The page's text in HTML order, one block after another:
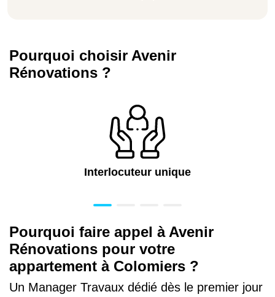
Pourquoi choisir Avenir
Rénovations ?
Interlocuteur unique
Pourquoi faire appel à Avenir
Rénovations pour votre
appartement à Colomiers ?
Un Manager Travaux dédié dès le premier jour